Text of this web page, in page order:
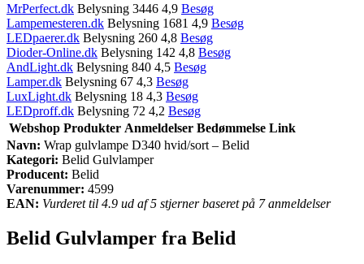
MrPerfect.dk Belysning 3446 4,9 Besøg
Lampemesteren.dk Belysning 1681 4,9 Besøg
LEDpaerer.dk Belysning 260 4,8 Besøg
Dioder-Online.dk Belysning 142 4,8 Besøg
AndLight.dk Belysning 840 4,5 Besøg
Lamper.dk Belysning 67 4,3 Besøg
LuxLight.dk Belysning 18 4,3 Besøg
LEDproff.dk Belysning 72 4,2 Besøg
Webshop Produkter Anmeldelser Bedømmelse Link
Navn: Wrap gulvlampe D340 hvid/sort – Belid
Kategori: Belid Gulvlamper
Producent: Belid
Varenummer: 4599
EAN: Vurderet til 4.9 ud af 5 stjerner baseret på 7 anmeldelser
Belid Gulvlamper fra Belid